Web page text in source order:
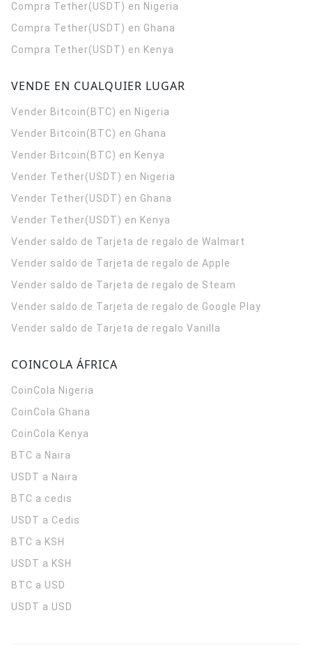
Compra Tether(USDT) en Nigeria
Compra Tether(USDT) en Ghana
Compra Tether(USDT) en Kenya
VENDE EN CUALQUIER LUGAR
Vender Bitcoin(BTC) en Nigeria
Vender Bitcoin(BTC) en Ghana
Vender Bitcoin(BTC) en Kenya
Vender Tether(USDT) en Nigeria
Vender Tether(USDT) en Ghana
Vender Tether(USDT) en Kenya
Vender saldo de Tarjeta de regalo de Walmart
Vender saldo de Tarjeta de regalo de Apple
Vender saldo de Tarjeta de regalo de Steam
Vender saldo de Tarjeta de regalo de Google Play
Vender saldo de Tarjeta de regalo Vanilla
COINCOLA ÁFRICA
CoinCola Nigeria
CoinCola Ghana
CoinCola Kenya
BTC a Naira
USDT a Naira
BTC a cedis
USDT a Cedis
BTC a KSH
USDT a KSH
BTC a USD
USDT a USD